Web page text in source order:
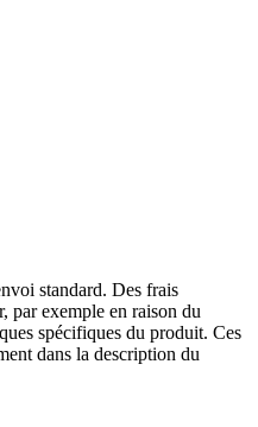
standard. Des frais
par exemple en raison du
spécifiques du produit. Ces
dans la description du